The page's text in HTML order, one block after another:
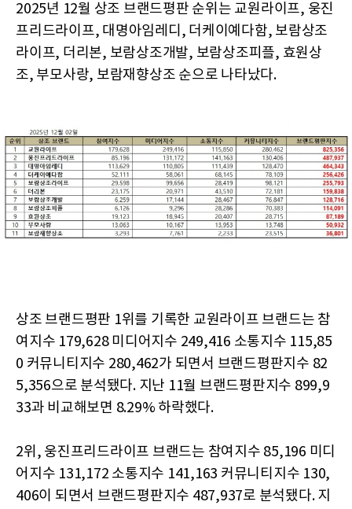
2025년 12월 상조 브랜드평판 순위는 교원라이프, 웅진
프리드라이프, 대명아임레디, 더케이예다함, 보람상조
라이프, 더리본, 보람상조개발, 보람상조피플, 효원상
조, 부모사랑, 보람재향상조 순으로 나타났다.
상조 브랜드평판 1위를 기록한 교원라이프 브랜드는 참
여지수 179,628 미디어지수 249,416 소통지수 115,85
0 커뮤니티지수 280,462가 되면서 브랜드평판지수 82
5,356으로 분석됐다. 지난 11월 브랜드평판지수 899,9
33과 비교해보면 8.29% 하락했다.
2위, 웅진프리드라이프 브랜드는 참여지수 85,196 미디
어지수 131,172 소통지수 141,163 커뮤니티지수 130,
406이 되면서 브랜드평판지수 487,937로 분석됐다. 지